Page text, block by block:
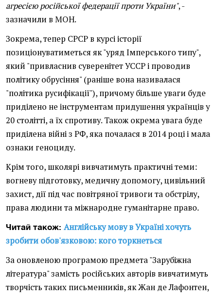
агресією російської федерації проти України", -
зазначили в МОН.
Зокрема, тепер СРСР в курсі історії
позиціонуватиметься як "уряд Імперського типу",
який "привласнив суверенітет УССР і проводив
політику обрусіння" (раніше вона називалася
"політика русифікації"), причому більше уваги буде
приділено не інструментам придушення українців у
20 столітті, а їх спротиву. Також окрема увага буде
приділена війні з РФ, яка почалася в 2014 році і мала
ознаки геноциду.
Крім того, школярі вивчатимуть практичні теми:
вогневу підготовку, медичну допомогу, цивільний
захист, дії під час повітряної тривоги та обстрілу,
права людини та міжнародне гуманітарне право.
Читай також: Англійську мову в Україні хочуть
зробити обов'язковою: кого торкнеться
За оновленою програмою предмета "Зарубіжна
література" замість російських авторів вивчатимуть
творчість таких письменників, як Жан де Лафонтен,